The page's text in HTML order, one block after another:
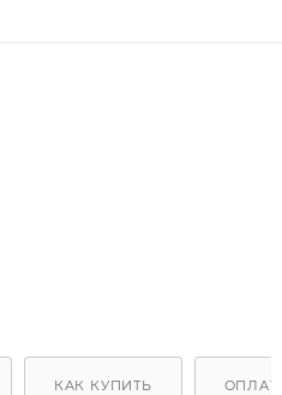
КАК КУПИТЬ ОПЛАТА